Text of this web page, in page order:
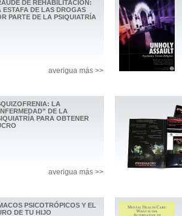
DE REHABILITACIÓN:
ESTAFA DE LAS DROGAS
PARTE DE LA PSIQUIATRÍA
averigua más >>
LA
DE LA
PARA OBTENER
averigua más >>
PSICOTRÓPICOS Y EL
DE TU HIJO